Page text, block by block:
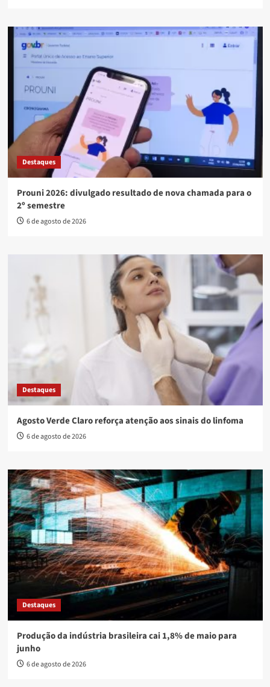
Destaques
Prouni 2026: divulgado resultado de nova chamada para o
2º semestre
6 de agosto de 2026
Destaques
Agosto Verde Claro reforça atenção aos sinais do linfoma
6 de agosto de 2026
Destaques
Produção da indústria brasileira cai 1,8% de maio para
junho
6 de agosto de 2026